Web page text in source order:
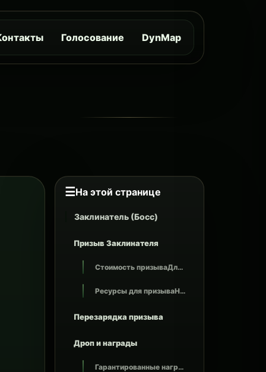
Голосование DynMap
☰На этой странице
Заклинатель (Босс)
Призыв Заклинателя
Стоимость призываДля призыва потребуется: - Сапфиры — 50 000 - Уровень опыта — 100 уровней
Ресурсы для призываНеобходимые ресурсы: - Кусочек Хранителя — 1 шт. - Череп визер-скелета — 8 шт. - Алмаз — 32 шт. - Звезда Незера — 4 шт. - Медный слиток — 128 шт.
Перезарядка призыва
Дроп и награды
Гарантированные наградыПосле убийства босса можно получить: - Потерянная душа — 1 шт. - Сапфиры — примерно 40 000 - Прочие ресурсы